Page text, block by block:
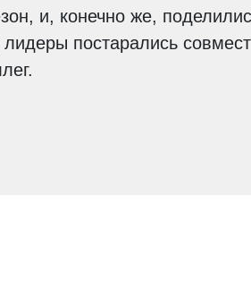
и, конечно же,
лидеры постарались